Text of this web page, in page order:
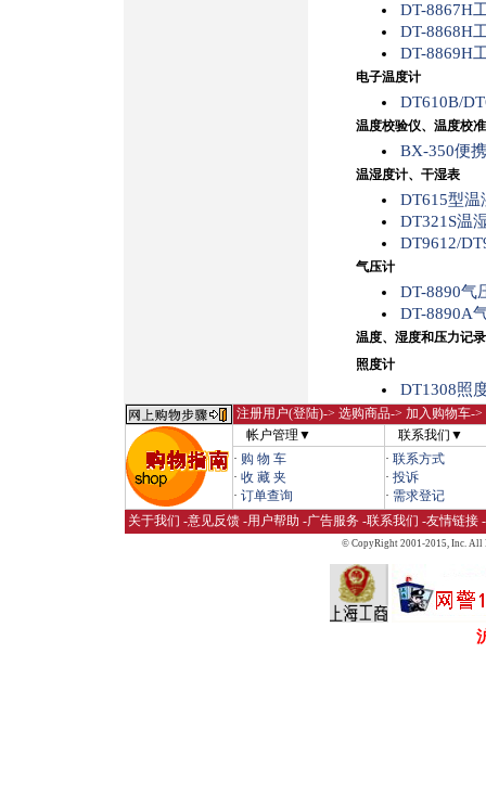
DT-8867H
DT-8868H
DT-8869H
电子温度计
DT610B/
温度校验仪、温度校
BX-350便
温湿度计、干湿表
DT615型温
DT321S温
DT9612/
气压计
DT-8890气
DT-8890A
温度、湿度和压力记
照度计
DT1308照
注册用户(登陆)-> 选购商品-> 加入购物车-
帐户管理▼
联系我们▼
· 购 物 车
· 收 藏 夹
· 订单查询
· 联系方式
· 投诉
· 需求登记
关于我们 -意见反馈 -用户帮助 -广告服务 -联系我们 -友情链接 -
© CopyRight 2001-2015,Inc. All